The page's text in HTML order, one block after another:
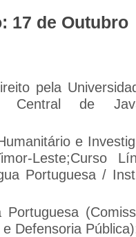
17 de Outubro
pela
Central de
e
Leste;Curso
Portuguesa /
Portuguesa
Defensoria